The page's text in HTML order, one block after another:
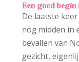
Een goed
De laatste
nog midden in
bevallen van
gezicht,